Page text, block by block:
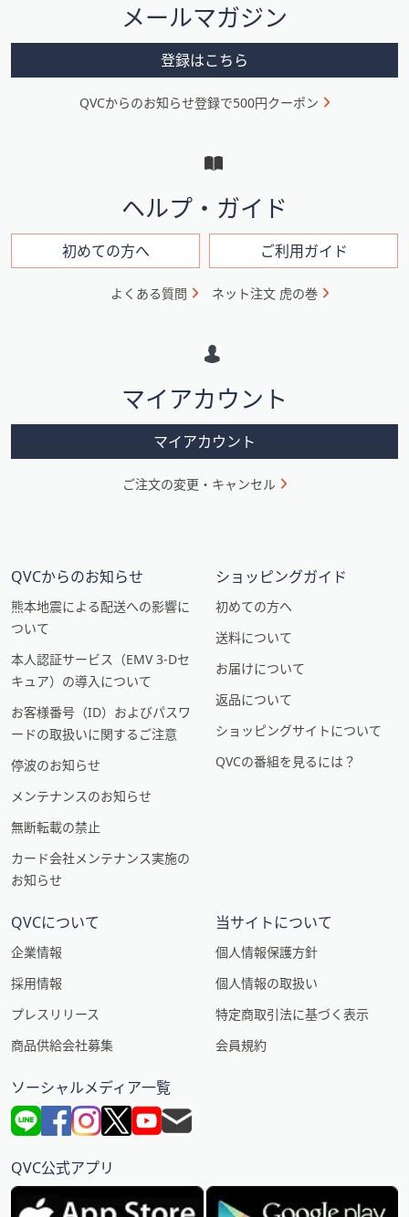
メ
ニ
ン
ン
メールマガジン
登録はこちら
QVCからのお知らせ登録で500円クーポン
ヘルプ・ガイド
初めての方へ ご利用ガイド
よくある質問 ネット注文 虎の巻
マイアカウント
マイアカウント
ご注文の変更・キャンセル
QVCからのお知らせ
熊本地震による配送への影響に
ついて
本人認証サービス（EMV 3-Dセ
キュア）の導入について
お客様番号（ID）およびパスワ
ードの取扱いに関するご注意
停波のお知らせ
メンテナンスのお知らせ
無断転載の禁止
カード会社メンテナンス実施の
お知らせ
ショッピングガイド
初めての方へ
送料について
お届けについて
返品について
ショッピングサイトについて
QVCの番組を見るには？
QVCについて
企業情報
採用情報
プレスリリース
商品供給会社募集
当サイトについて
個人情報保護方針
個人情報の取扱い
特定商取引法に基づく表示
会員規約
ソーシャルメディア一覧
QVC公式アプリ